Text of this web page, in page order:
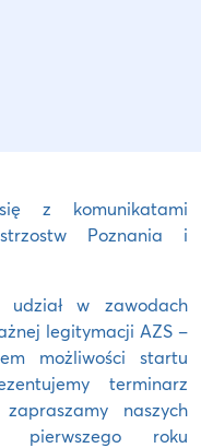
z komunikatami
Poznania i
udział w zawodach
legitymacji AZS –
możliwości startu
terminarz
naszych
pierwszego roku